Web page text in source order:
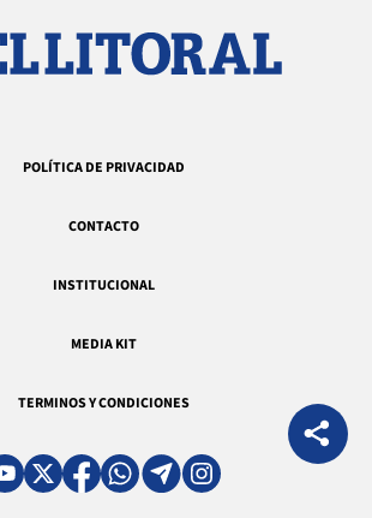
POLÍTICA DE PRIVACIDAD
CONTACTO
INSTITUCIONAL
MEDIA KIT
TERMINOS Y CONDICIONES